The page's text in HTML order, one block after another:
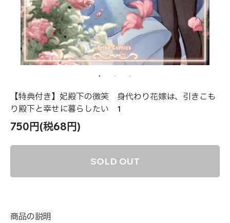
【特典付き】妃殿下の微笑 身代わり花嫁は、引きこも
り殿下と幸せに暮らしたい 1
750円(税68円)
SOLD OUT
商品の説明